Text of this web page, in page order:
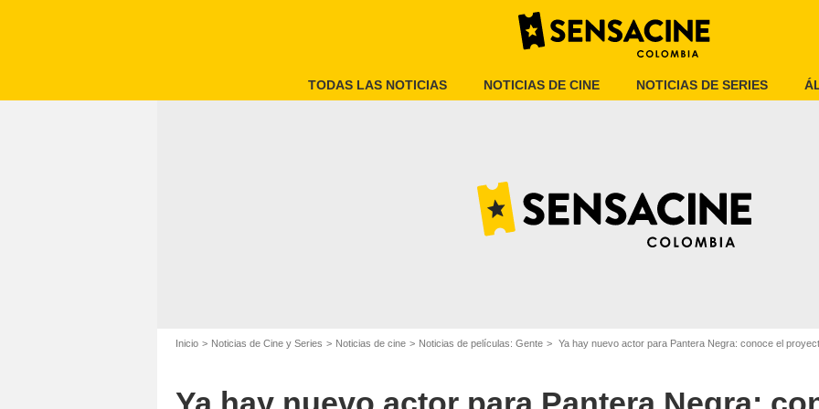
TODAS LAS NOTICIAS NOTICIAS DE CINE NOTICIAS DE SERIES
Inicio Noticias de Cine y Series Noticias de cine Noticias de películas: Gente Ya hay nuevo actor para Pantera Negra: conoce el